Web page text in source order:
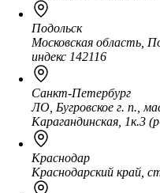
Подольск
Московская область,
индекс 142116
Санкт-Петербург
ЛО, Бугровское г. п.,
Карагандинская, 1к.3
Краснодар
Краснодарский край,